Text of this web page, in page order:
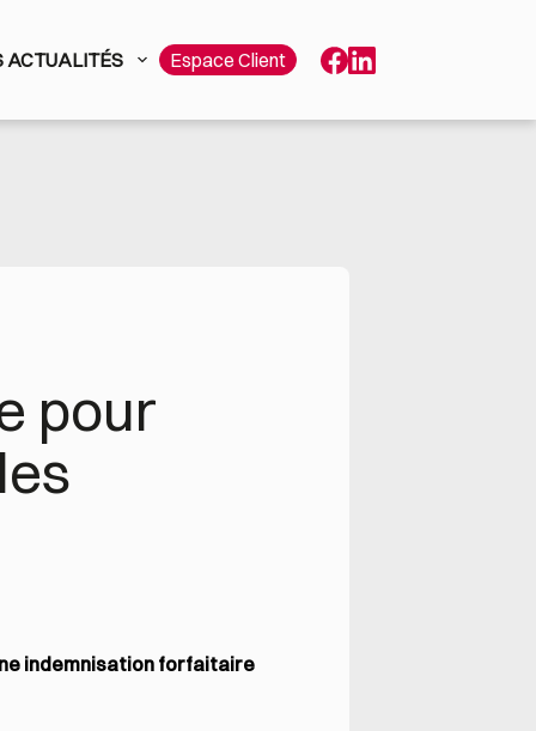
ACTUALITÉS Espace Client
pour
indemnisation forfaitaire